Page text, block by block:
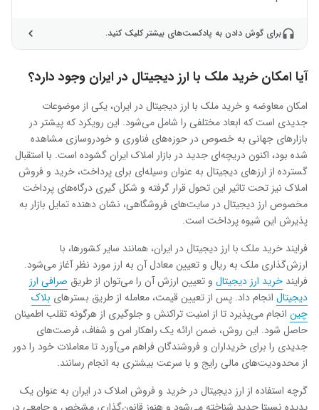
برای گوش دادن به پادکست‌های بیشتر کلیک کنید.
آیا امکان خرید ملک با ارز دیجیتال در ایران وجود دارد؟
امکان معاوضه و خرید ملک با ارز دیجیتال در ایران، یکی از موضوعات
جدیدی است که ابعاد مختلفی را شامل می‌شود. این رویکرد که پیشتر در
بازارهای جهانی به خصوص در حوزه‌های فناوری و خودروسازی مشاهده
شده بود، اکنون دریچه‌ای جدید در بازار املاک ایران گشوده است. با استقبال
گسترده از ارزهای دیجیتال به عنوان وسیله‌ای برای پرداخت، خرید و فروش
املاک نیز تحت تاثیر این تحول قرار گرفته و شکل گیری درگاه‌های پرداخت
مخصوص ارز دیجیتال در سایت‌های فروشگاهی، نشان دهنده تمایل بازار به
پذیرش این شیوه پرداخت است.
فرایند خرید ملک با ارز دیجیتال در ایران، همانند سایر کشورها، با
ارزش‌گذاری ملک به ریال و تعیین معادل آن به ارز مورد نظر آغاز می‌شود.
فرایند خرید ارز دیجیتال و تعیین ارزش آن را می‌توان از طریق صرافی ارز
دیجیتال انجام داد. پس از تعیین قیمت، معامله از طریق بسترهای بلاک
چین انجام می‌پذیرد تا از امنیت تراکنش و جلوگیری از هرگونه تقلب اطمینان
حاصل شود. این روش، ضمن ارائه یک راهکار امن و شفاف، فرصت‌های
جدیدی را برای خریداران و فروشندگان فراهم می‌آورد تا معاملات خود را دور
از محدودیت‌های مالی رایج و با سرعت بیشتری به انجام رسانند.
گرچه استفاده از ارز دیجیتال در خرید و فروش املاک در ایران به عنوان یک